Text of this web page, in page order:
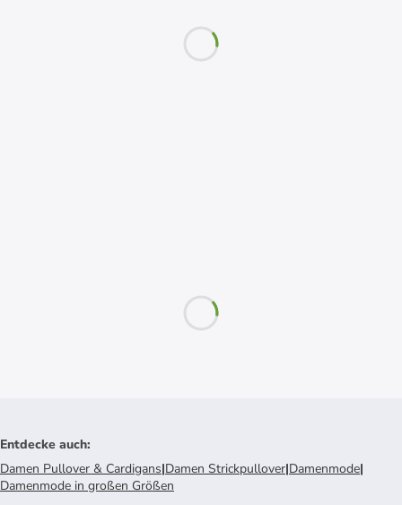
Entdecke auch:
Damen Pullover & Cardigans|Damen Strickpullover|Damenmode|
Damenmode in großen Größen